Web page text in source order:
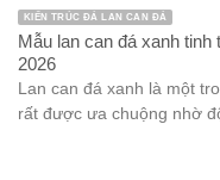
KIẾN TRÚC ĐÁ LAN CAN ĐÁ
Mẫu lan can đá xanh
2026
Lan can đá xanh là một
rất được ưa chuộng nhờ